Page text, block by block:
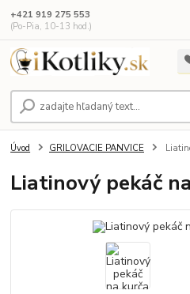
+421 919 275 553
(Po-Pia, 10-13 hod.)
Úvod GRILOVACIE PANVICE
Liatinový pekáč